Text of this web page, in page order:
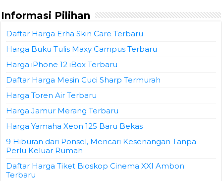
Informasi Pilihan
Daftar Harga Erha Skin Care Terbaru
Harga Buku Tulis Maxy Campus Terbaru
Harga iPhone 12 iBox Terbaru
Daftar Harga Mesin Cuci Sharp Termurah
Harga Toren Air Terbaru
Harga Jamur Merang Terbaru
Harga Yamaha Xeon 125 Baru Bekas
9 Hiburan dari Ponsel, Mencari Kesenangan Tanpa
Perlu Keluar Rumah
Daftar Harga Tiket Bioskop Cinema XXI Ambon
Terbaru